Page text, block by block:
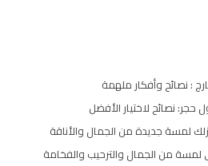
: نصائح وأفكار ملهمة
نصائح لاختيار الأفضل
لمسة جديدة من الجمال والأناقة
من الجمال والترحيب والفخامة